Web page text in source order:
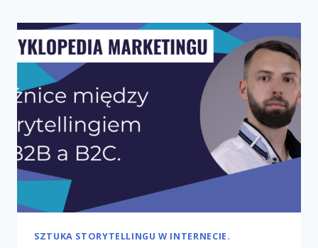
SZTUKA STORYTELLINGU W INTERNECIE.